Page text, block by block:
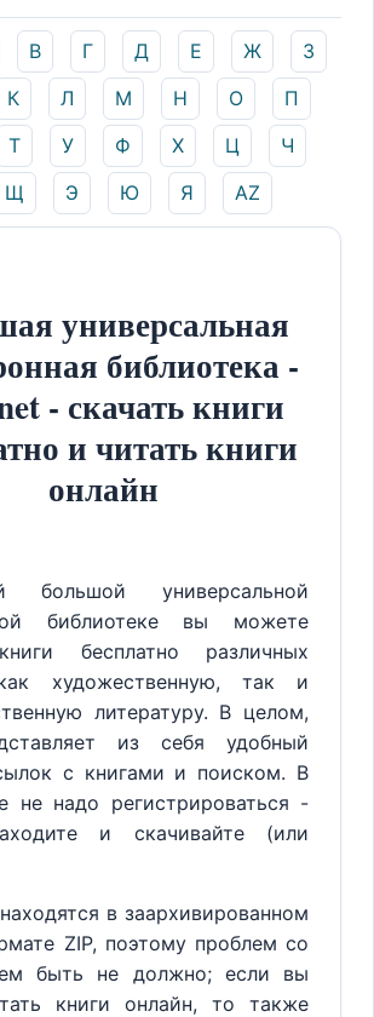
В Г Д Е Ж
З
К Л М Н О
П
Т У Ф Х Ц
Ч
Щ Э Ю Я AZ
универсальная
библиотека -
- скачать книги
и читать книги
онлайн
универсальной
библиотеке вы можете
бесплатно различных
художественную, так и
литературу. В целом,
из себя удобный
с книгами и поиском. В
не надо регистрироваться -
и скачивайте (или
в заархивированном
ZIP, поэтому проблем со
быть не должно; если вы
книги онлайн, то также